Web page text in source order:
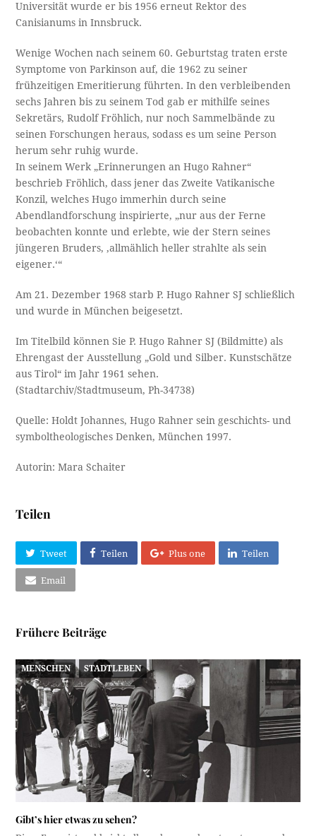
Universität wurde er bis 1956 erneut Rektor des
Canisianums in Innsbruck.
Wenige Wochen nach seinem 60. Geburtstag traten erste
Symptome von Parkinson auf, die 1962 zu seiner
frühzeitigen Emeritierung führten. In den verbleibenden
sechs Jahren bis zu seinem Tod gab er mithilfe seines
Sekretärs, Rudolf Fröhlich, nur noch Sammelbände zu
seinen Forschungen heraus, sodass es um seine Person
herum sehr ruhig wurde.
In seinem Werk „Erinnerungen an Hugo Rahner“
beschrieb Fröhlich, dass jener das Zweite Vatikanische
Konzil, welches Hugo immerhin durch seine
Abendlandforschung inspirierte, „nur aus der Ferne
beobachten konnte und erlebte, wie der Stern seines
jüngeren Bruders‚ ‚allmählich heller strahlte als sein
eigener.‘“
Am 21. Dezember 1968 starb P. Hugo Rahner SJ schließlich
und wurde in München beigesetzt.
Im Titelbild können Sie P. Hugo Rahner SJ (Bildmitte) als
Ehrengast der Ausstellung „Gold und Silber. Kunstschätze
aus Tirol“ im Jahr 1961 sehen.
(Stadtarchiv/Stadtmuseum, Ph-34738)
Quelle: Holdt Johannes, Hugo Rahner sein geschichts- und
symboltheologisches Denken, München 1997.
Autorin: Mara Schaiter
Teilen
Tweet Teilen Plus one Teilen
Email
Frühere Beiträge
MENSCHEN STADTLEBEN
Gibt’s hier etwas zu sehen?